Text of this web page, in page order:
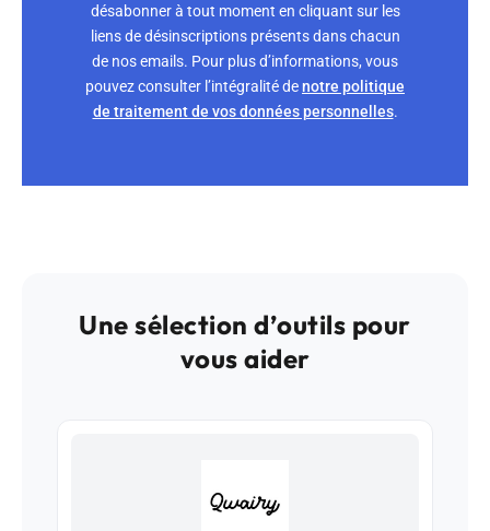
désabonner à tout moment en cliquant sur les
liens de désinscriptions présents dans chacun
de nos emails. Pour plus d’informations, vous
pouvez consulter l’intégralité denotre politique
de traitement de vos données personnelles.
Une sélection d’outils pour
vous aider